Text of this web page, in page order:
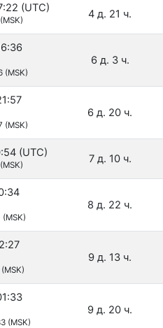
(UTC) 4 д. 21 ч.
(MSK)
6 д. 3 ч.
(MSK)
6 д. 20 ч.
(UTC) 7 д. 10 ч.
(MSK)
8 д. 22 ч.
9 д. 13 ч.
(MSK)
9 д. 20 ч.